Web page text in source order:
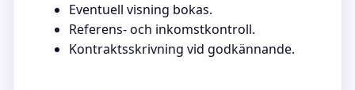
Eventuell visning bokas.
Referens- och inkomstkontroll.
Kontraktsskrivning vid godkännande.